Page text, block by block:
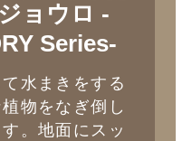
ョウロ -
Series-
水まきをする
物をなぎ倒し
。地面にスッ